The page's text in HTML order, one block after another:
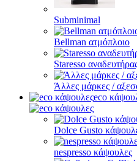
Subminimal
Bellman ατμόπλοιο
Staresso
Άλλες μάρκες /
eco
Dolce Gusto
nespresso κάψουλες